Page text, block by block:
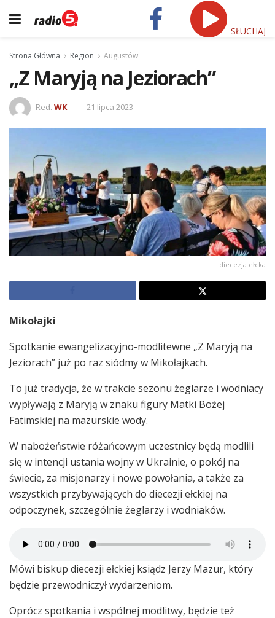
SŁUCHAJ
Strona Główna Region Augustów
„Z Maryją na Jeziorach”
Red. WK 21 lipca 2023
diecezja ełcka
Mikołajki
Spotkanie ewangelizacyjno-modlitewne „Z Maryją na
Jeziorach” już po raz siódmy w Mikołajkach.
To już tradycja, że w trakcie sezonu żeglarze i wodniacy
wypływają z Maryją w znaku figury Matki Bożej
Fatimskiej na mazurskie wody.
W nabożeństwie różańcowym uczestnicy będą modlili
się w intencji ustania wojny w Ukrainie, o pokój na
świecie, za misjonarzy i nowe powołania, a także za
wszystkich przybywających do diecezji ełckiej na
odpoczynek, szczególnie żeglarzy i wodniaków.
Mówi biskup diecezji ełckiej ksiądz Jerzy Mazur, który
będzie przewodniczył wydarzeniom.
Oprócz spotkania i wspólnej modlitwy, będzie też